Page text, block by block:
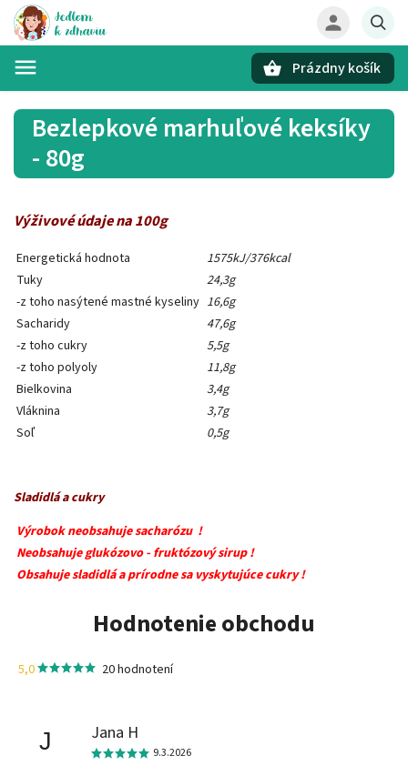
Prázdny košík
Bezlepkové marhuľové keksíky
- 80g
Výživové údaje na 100g
Energetická hodnota
1575kJ/376kcal
Tuky
24,3g
-z toho nasýtené mastné kyseliny 16,6g
Sacharidy
47,6g
-z toho cukry
5,5g
-z toho polyoly
11,8g
Bielkovina
3,4g
Vláknina
3,7g
Soľ
0,5g
Sladidlá a cukry
Výrobok neobsahuje sacharózu !
Neobsahuje glukózovo - fruktózový sirup !
Obsahuje sladidlá a prírodne sa vyskytujúce cukry !
Hodnotenie obchodu
5,0 20 hodnotení
J Jana H
9.3.2026